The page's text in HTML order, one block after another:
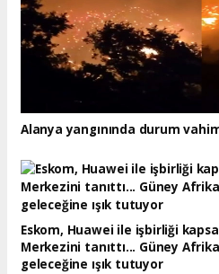
Alanya yangınında durum
Eskom, Huawei ile işbirliği
Merkezini tanıttı... Güney
geleceğine ışık tutuyor